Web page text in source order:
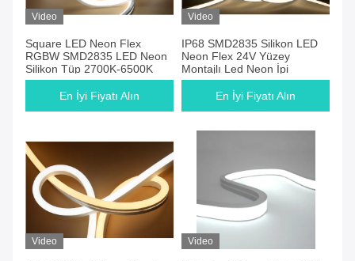
Video
Square LED Neon Flex
RGBW SMD2835 LED Neon
Silikon Tüp 2700K-6500K
En İyi Fiyatı Alın
Video
IP68 SMD2835 Silikon LED
Neon Flex 24V Yüzey
Montajlı Led Neon İpi
En İyi Fiyatı Alın
Video Video